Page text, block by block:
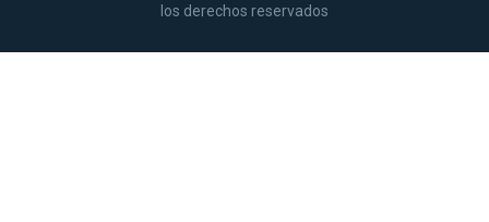
los derechos reservados